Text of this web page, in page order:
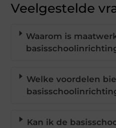
Veelgestelde
Waarom is
Welke voordelen
Kan ik de